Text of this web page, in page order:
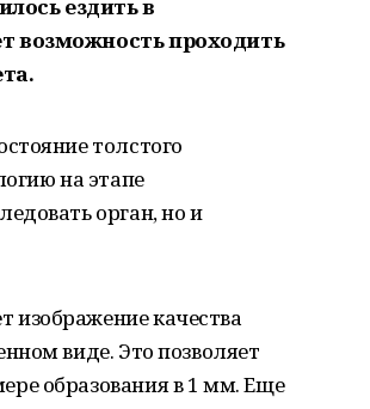
ездить в
возможность проходить
толстого
на этапе
орган, но и
качества
виде. Это позволяет
образования в 1 мм. Еще